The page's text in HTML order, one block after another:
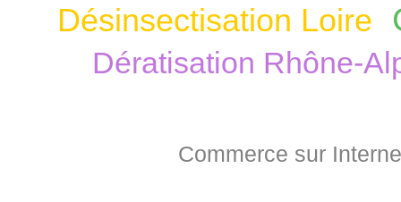
Désinsectisation Loire
Dératisation Rhône-
Commerce sur